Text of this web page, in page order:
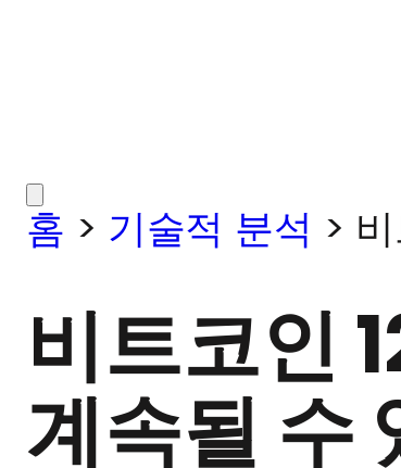
홈 > 기술적 분석 >
비트코인
계속될 수